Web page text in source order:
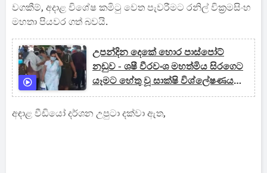
වගකීම්, අදාළ විශේෂ කමිටු වෙත පැවරීමට රනිල් වික්‍රමසිංහ
මහතා පියවර ගත් බවයි.
උපන්දින දෙකේ හොර පාස්පෝට්
නඩුව - ශෂී වීරවංශ මහත්මිය සිරගෙට
යෑමට හේතු වූ සාක්ෂි විශ්ලේෂණය
මෙන්න
අඳාළ වීඩියෝ දර්ශන උපුටා දක්වා ඇත,